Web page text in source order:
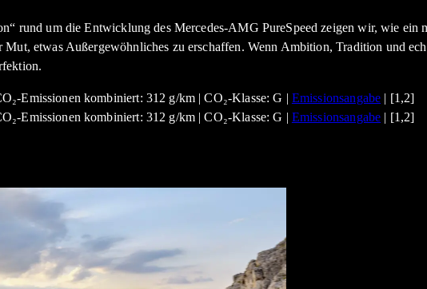
rund um die Entwicklung des Mercedes-AMG PureSpeed zeigen wir, wie ein
etwas Außergewöhnliches zu erschaffen. Wenn Ambition, Tradition und
Emissionen kombiniert: 312 g/km | CO₂-Klasse: G | Emissionsangabe | [1,2]
Emissionen kombiniert: 312 g/km | CO₂-Klasse: G | Emissionsangabe | [1,2]